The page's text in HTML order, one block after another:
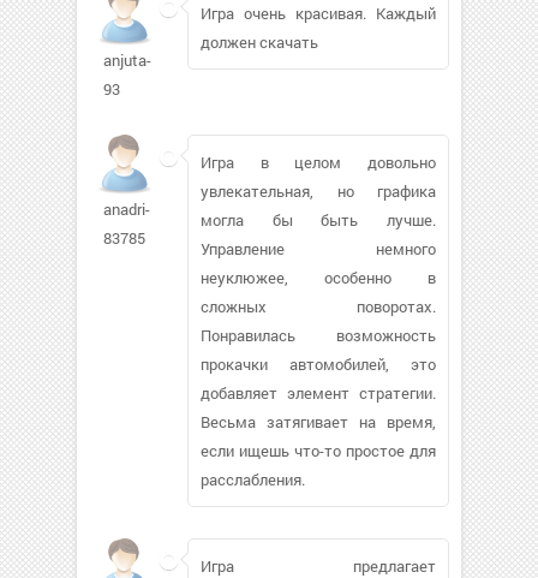
anjuta-
93
Игра очень красивая. Каждый
должен скачать
anadri-
83785
Игра в целом довольно
увлекательная, но графика
могла бы быть лучше.
Управление немного
неуклюжее, особенно в
сложных поворотах.
Понравилась возможность
прокачки автомобилей, это
добавляет элемент стратегии.
Весьма затягивает на время,
если ищешь что-то простое для
расслабления.
Игра предлагает